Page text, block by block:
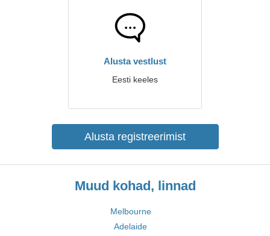
Alusta vestlust
Eesti keeles
Alusta registreerimist
Muud kohad, linnad
Melbourne
Adelaide